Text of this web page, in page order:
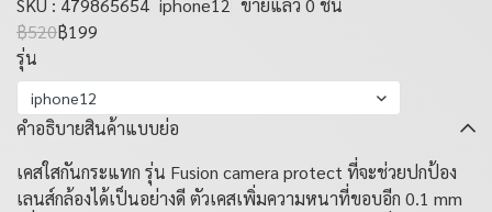
SKU : 479865654 iphone12 ขายแล้ว 0 ชิ้น
฿520฿199
รุ่น
iphone12
คำอธิบายสินค้าแบบย่อ
เคสใสกันกระแทก รุ่น Fusion camera protect ที่จะช่วยปกป้อง
เลนส์กล้องได้เป็นอย่างดี ตัวเคสเพิ่มความหนาที่ขอบอีก 0.1 mm